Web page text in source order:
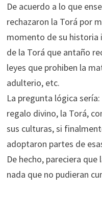
De acuerdo a lo que
rechazaron la Torá por
momento de su historia
de la Torá que antaño
leyes que prohiben la
adulterio, etc.
La pregunta lógica
regalo divino, la Torá,
sus culturas, si
adoptaron partes de
De hecho, pareciera
nada que no pudieran